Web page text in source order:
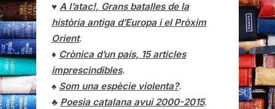
♥ A l’atac!, Grans batalles de la
història antiga d’Europa i el Pròxim
Orient.
♦ Crònica d’un país, 15 articles
imprescindibles.
♠ Som una espècie violenta?.
♣ Poesia catalana avui 2000-2015.